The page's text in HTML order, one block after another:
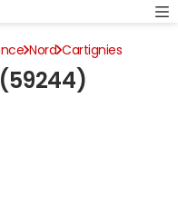
Nord Cartignies